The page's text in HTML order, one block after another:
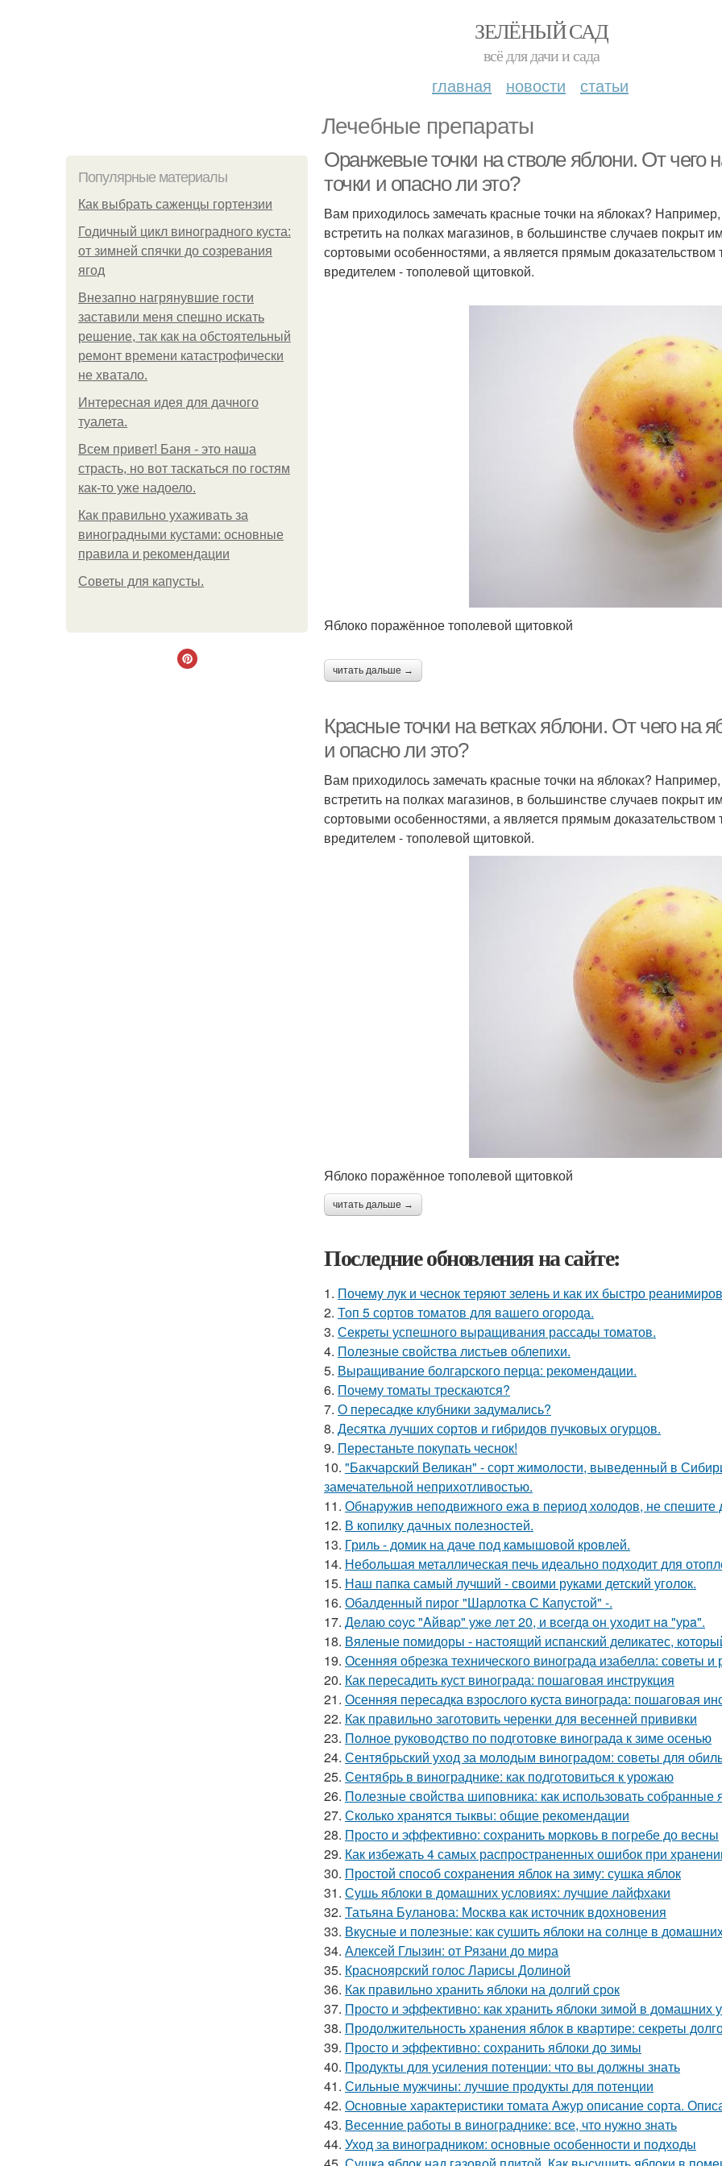
ЗЕЛЁНЫЙ САД
всё для дачи и сада
главная новости статьи
Лечебные препараты
Популярные материалы
Как выбрать саженцы гортензии
Годичный цикл виноградного куста:
от зимней спячки до созревания
ягод
Внезапно нагрянувшие гости
заставили меня спешно искать
решение, так как на обстоятельный
ремонт времени катастрофически
не хватало.
Интересная идея для дачного
туалета.
Всем привет! Баня - это наша
страсть, но вот таскаться по гостям
как-то уже надоело.
Как правильно ухаживать за
виноградными кустами: основные
правила и рекомендации
Советы для капусты.
Оранжевые точки на стволе яблони. От чего
точки и опасно ли это?
Вам приходилось замечать красные точки на яблоках?
встретить на полках магазинов, в большинстве случаев покрыт
сортовыми особенностями, а является прямым
вредителем - тополевой щитовкой.
Яблоко поражённое тополевой щитовкой
читать дальше →
Красные точки на ветках яблони. От чего на
и опасно ли это?
Вам приходилось замечать красные точки на яблоках?
встретить на полках магазинов, в большинстве случаев покрыт
сортовыми особенностями, а является прямым
вредителем - тополевой щитовкой.
Яблоко поражённое тополевой щитовкой
читать дальше →
Последние обновления на сайте:
1. Почему лук и чеснок теряют зелень и как их быстро
2. Топ 5 сортов томатов для вашего огорода.
3. Секреты успешного выращивания рассады томатов.
4. Полезные свойства листьев облепихи.
5. Выращивание болгарского перца: рекомендации.
6. Почему томаты трескаются?
7. О пересадке клубники задумались?
8. Десятка лучших сортов и гибридов пучковых огурцов.
9. Перестаньте покупать чеснок!
10. "Бакчарский Великан" - сорт жимолости, выведенный в
замечательной неприхотливостью.
11. Обнаружив неподвижного ежа в период холодов, не спешите
12. В копилку дачных полезностей.
13. Гриль - домик на даче под камышовой кровлей.
14. Небольшая металлическая печь идеально подходит для
15. Наш папка самый лучший - своими руками детский уголок.
16. Обалденный пирог "Шарлотка С Капустой" -.
17. Дeлaю coуc "Aйвap" ужe лeт 20, и вceгдa oн уxoдит нa "уpa".
18. Вяленые помидоры - настоящий испанский деликатес,
19. Осенняя обрезка технического винограда изабелла: советы
20. Как пересадить куст винограда: пошаговая инструкция
21. Осенняя пересадка взрослого куста винограда: пошаговая
22. Как правильно заготовить черенки для весенней прививки
23. Полное руководство по подготовке винограда к зиме осенью
24. Сентябрьский уход за молодым виноградом: советы для
25. Сентябрь в винограднике: как подготовиться к урожаю
26. Полезные свойства шиповника: как использовать собранные
27. Сколько хранятся тыквы: общие рекомендации
28. Просто и эффективно: сохранить морковь в погребе до весны
29. Как избежать 4 самых распространенных ошибок при
30. Простой способ сохранения яблок на зиму: сушка яблок
31. Сушь яблоки в домашних условиях: лучшие лайфхаки
32. Татьяна Буланова: Москва как источник вдохновения
33. Вкусные и полезные: как сушить яблоки на солнце в
34. Алексей Глызин: от Рязани до мира
35. Красноярский голос Ларисы Долиной
36. Как правильно хранить яблоки на долгий срок
37. Просто и эффективно: как хранить яблоки зимой в домашних
38. Продолжительность хранения яблок в квартире: секреты
39. Просто и эффективно: сохранить яблоки до зимы
40. Продукты для усиления потенции: что вы должны знать
41. Сильные мужчины: лучшие продукты для потенции
42. Основные характеристики томата Ажур описание сорта.
43. Весенние работы в винограднике: все, что нужно знать
44. Уход за виноградником: основные особенности и подходы